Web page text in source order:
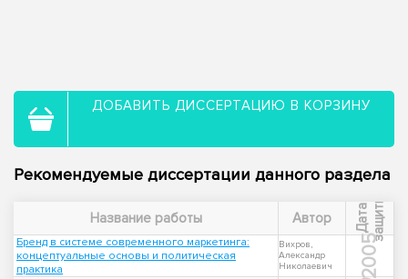
ДОБАВИТЬ ДИССЕРТАЦИЮ В КОРЗИНУ
Рекомендуемые диссертации данного раздела
Название работы Автор Д
а
т
а
з
а
щ
и
т ы
Бренд в системе современного маркетинга:
концептуальные основы и политическая
практика
Вихров,
Александр
Николаевич
2005